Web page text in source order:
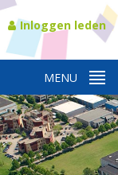
Inloggen leden